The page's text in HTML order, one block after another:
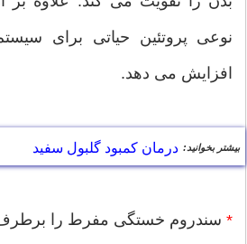
نوعی پروتئین حیاتی برای
افزایش می دهد.
بیشتر بخوانید: درمان کمبود گلبول سفید
*سندروم خستگی مفرط را